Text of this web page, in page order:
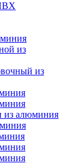
из
из
из алюминия